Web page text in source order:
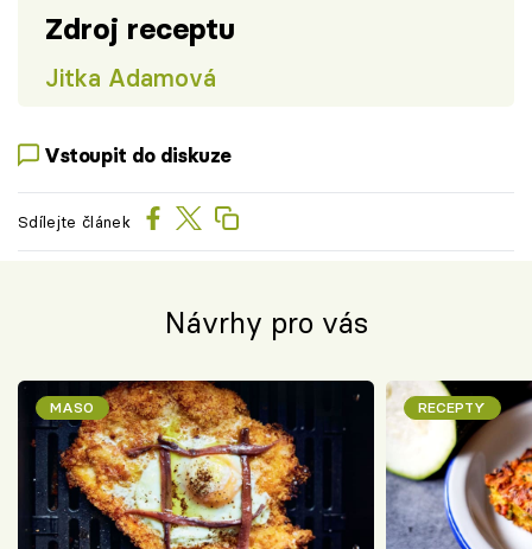
Zdroj receptu
Jitka Adamová
Vstoupit do diskuze
Sdílejte článek
Návrhy pro vás
MASO RECEPTY